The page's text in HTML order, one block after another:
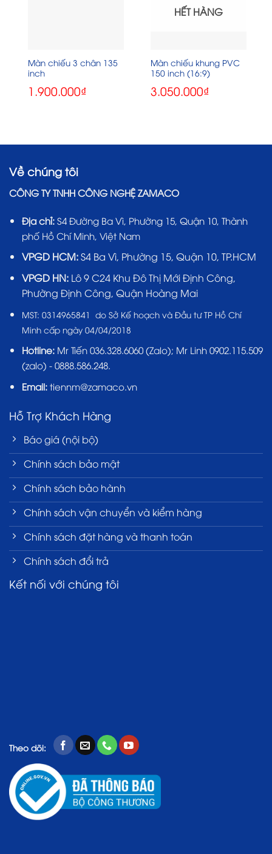
Màn chiếu 3 chân 135
inch
1.900.000₫
HẾT HÀNG
Màn chiếu khung PVC
150 inch (16:9)
3.050.000₫
Về chúng tôi
CÔNG TY TNHH CÔNG NGHỆ ZAMACO
Địa chỉ: S4 Đường Ba Vì, Phường 15, Quận 10, Thành
phố Hồ Chí Minh, Việt Nam
VPGD HCM:S4 Ba Vì, Phường 15, Quận 10, TP.HCM
VPGD HN:Lô 9 C24 Khu Đô Thị Mới Định Công,
Phường Định Công, Quận Hoàng Mai
MST: 0314965841 do Sở Kế hoạch và Đầu tư TP Hồ Chí
Minh cấp ngày 04/04/2018
Hotline: Mr Tiến 036.328.6060(Zalo); Mr Linh 0902.115.509
(zalo) - 0888.586.248.
Email:tiennm@zamaco.vn
Hỗ Trợ Khách Hàng
Báo giá (nội bộ)
Chính sách bảo mật
Chính sách bảo hành
Chính sách vận chuyển và kiểm hàng
Chính sách đặt hàng và thanh toán
Chính sách đổi trả
Kết nối với chúng tôi
Theo dõi: